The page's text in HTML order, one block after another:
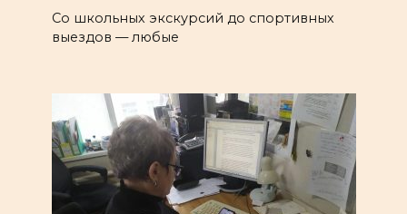
Со школьных экскурсий до спортивных
выездов — любые